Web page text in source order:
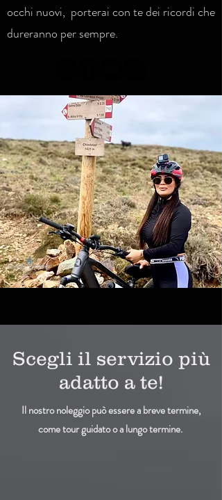
occhi nuovi, porterai con te dei ricordi che
dureranno per sempre.
Scegli il servizio più
adatto a te!
Il nostro noleggio può essere a breve termine,
come tour guidato o a lungo termine.